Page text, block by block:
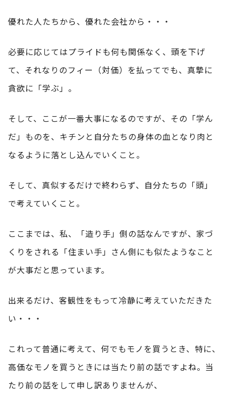
優れた人たちから、優れた会社から・・・
必要に応じてはプライドも何も関係なく、頭を下げ
て、それなりのフィー（対価）を払ってでも、真摯に
貪欲に「学ぶ」。
そして、ここが一番大事になるのですが、その「学ん
だ」ものを、キチンと自分たちの身体の血となり肉と
なるように落とし込んでいくこと。
そして、真似するだけで終わらず、自分たちの「頭」
で考えていくこと。
ここまでは、私、「造り手」側の話なんですが、家づ
くりをされる「住まい手」さん側にも似たようなこと
が大事だと思っています。
出来るだけ、客観性をもって冷静に考えていただきた
い・・・
これって普通に考えて、何でもモノを買うとき、特に、
高価なモノを買うときには当たり前の話ですよね。当
たり前の話をして申し訳ありませんが、